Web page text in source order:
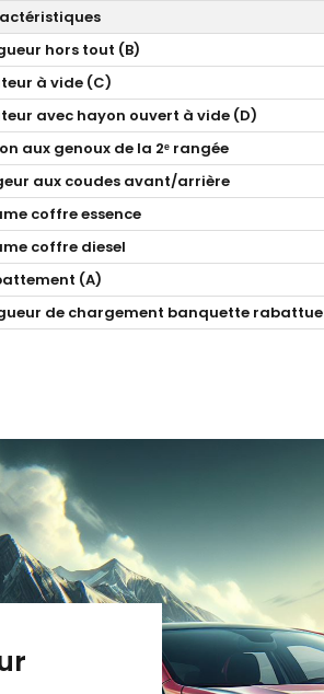
hors tout (B)
à vide (C)
avec hayon ouvert à vide (D)
aux genoux de la 2ᵉ rangée
aux coudes avant/arrière
coffre essence
coffre diesel
(A)
de chargement banquette rabattue